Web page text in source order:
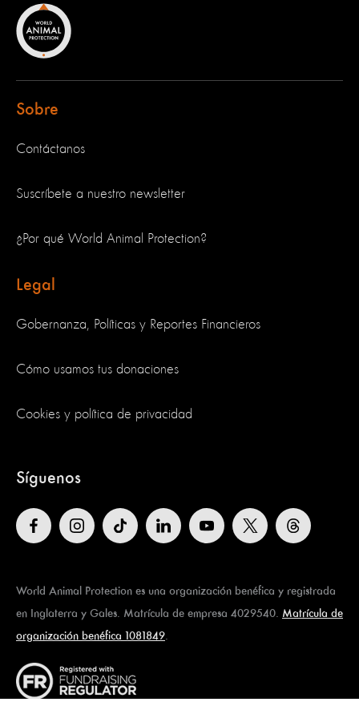
Sobre
Contáctanos
Suscríbete a nuestro newsletter
¿Por qué World Animal Protection?
Legal
Gobernanza, Políticas y Reportes Financieros
Cómo usamos tus donaciones
Cookies y política de privacidad
Síguenos
World Animal Protection es una organización benéfica y registrada
en Inglaterra y Gales. Matrícula de empresa 4029540. Matrícula de
organización benéfica 1081849